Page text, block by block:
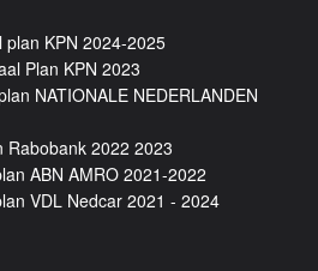
plan KPN 2024-2025
Plan KPN 2023
NATIONALE NEDERLANDEN
Rabobank 2022 2023
ABN AMRO 2021-2022
VDL Nedcar 2021 - 2024